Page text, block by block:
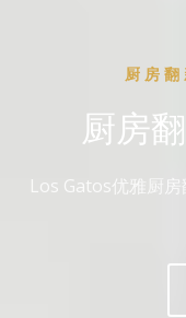
厨房
厨房
Los Gatos优雅厨